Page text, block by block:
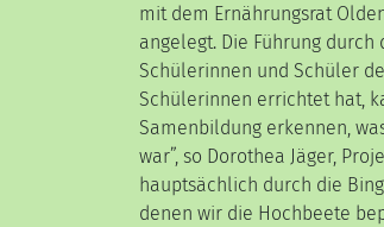
mit dem Ernährungsrat
angelegt. Die Führung
Schülerinnen und Schüler
Schülerinnen errichtet hat,
Samenbildung erkennen,
war”, so Dorothea Jäger,
hauptsächlich durch die
denen wir die Hochbeete